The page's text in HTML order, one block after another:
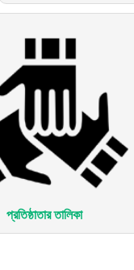
প্রতিষ্ঠাতার তালিকা